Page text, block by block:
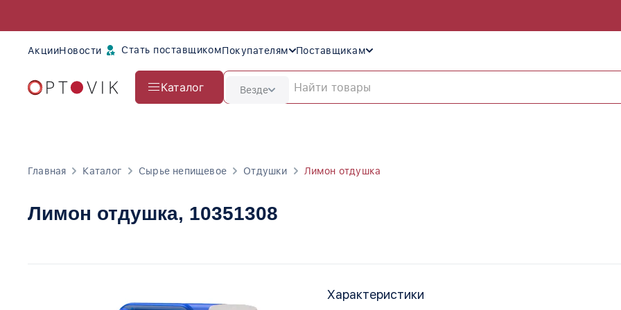
АкцииНовости Стать поставщикомПокупателям Поставщикам
Каталог Везде
Главная Каталог Сырье непищевое Отдушки Лимон отдушка
Лимон отдушка, 10351308
Характеристики